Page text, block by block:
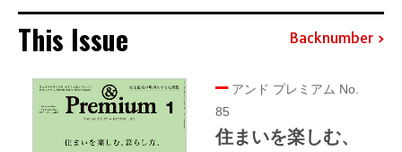
This Issue Backnumber
アンド プレミアム No.
85
住まいを楽しむ、